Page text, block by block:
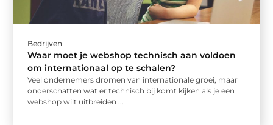
Bedrijven
Waar moet je webshop technisch aan voldoen
om internationaal op te schalen?
Veel ondernemers dromen van internationale groei, maar
onderschatten wat er technisch bij komt kijken als je een
webshop wilt uitbreiden ...